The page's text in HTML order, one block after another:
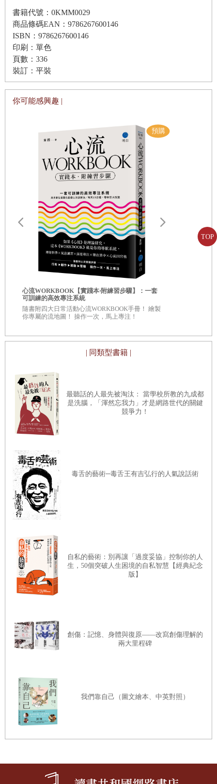
TOP
影響心智的三個系統
善意有多重要？想像一下……
你腦中出現的是溫柔的摯友，還是壞脾氣的評論家？
害羞時，大腦發生了什麼事？
「小心駛得萬年船」，但要是太過小心……
即使焦慮，還是可以採取行動
人在伴侶身上尋找的最重要特質，居然是……
自我批判，是殺傷力最強的內耗
用善意，給自己溫柔
羞怯也沒關係，接納這樣的自己吧
第3章 慈悲，害羞者的社交魔法
了解你的焦慮心智
想法轉個彎，焦慮不再是敵人
不需要完美，只要成為「慈悲」的自己
焦慮也無妨，因為你有了「工具」
6大特質，讓自己既柔軟又強大
第4章 正念、旁觀者與猴子心思
寫筆記，有一天你會更懂自己
正念，是你能完全融入當下
和舊哺乳類腦，培養出新關係
用正念，清晰看見事物的全貌
為自己，好好呼吸
溫柔看看，你的猴子心思多麼瘋狂
想著社交焦慮，然後感受呼吸
把心念放在「走路」上
正念呼吸沒效？想像身心被呼吸所滋養吧！
刻意放鬆，感受緊繃溜走
回憶焦慮時光，然後練習放鬆
「握住球，我們進入正念！」
今天，你享受了一個人的靜心時刻了嗎？
你在感受性愛的歡愉，還是在擔心你的表現？
你看到「半滿」還是「半空」？
透過這些工作，我發現了（也是我的經驗談）非常害羞而且
有嚴重社交焦慮的人，擁有非凡的能力與韌性。就算經診斷
為社交恐懼症，比方說我們所有的案主，一旦覺得被接納與
受尊重，就沒有缺乏社交技能這回事了。而這些人在見面互
動時，更展現了可觀的社交能力。在團體治療中，他們勤懇
認真、齊心合作，而且會體貼小組內其他成員。能和自己喜
氣。剛進小組時，幾乎每一個人都相信自己是小組裡最害
羞、最笨手笨腳的人，但他們展現出來的優點讓我大吃一
驚，缺點根本不值一提。這些案主做了一場角色扮演，以小
組為單位來解決問題。他們互相扶持，輪流接任領導者，並
快速解決問題，展現出良好的人際互動能力。而我也在取得
當事人同意下，在之後的大型研討會上演講時，播放他們的
然而，我也看到案主是多麼辛苦對抗羞恥感和自責，以及他
們受到多大的折磨。即便如此，我們在團體治療時通常都還
是有辦法玩得盡興，能幽自己一默，笑著面對人生的大挑
害羞的人通常嚴以律己，也常常感到非常羞恥。我明白他們
因為害羞而被汙名化，把害羞當成需要治療的疾病，製藥公
司也強化了這種想法。但就我來看，這絕對是錯誤的模式，
要發展一個健康導向的模式，讓案主覺得受到尊重，並把他
入社交環境。這就是我把我的療法取名為「社交適能訓練」
的原因。在診所的團體治療中，當成員請團體帶領者擔任主
導的角色時，帶領者會溫柔地拒絕，反而要案主自行提出意
見，看看要如何做角色扮演、對於我們的社交技能訓練用書
有何批評指教，並請他們給予回饋，看他們認為這種團體形
式有沒有幫助或有多少幫助，對我們又有何想法。當案主開
始給意見，小組就變得更有活力，他們也會很快就帶領起小
組。我早期也接受過心理動力學（psychodynamic）的訓
練，因此，在後十三週培養信任、自我揭露、傾聽技巧、非
口語溝通、處理衝突和自我肯定的練習時，也整合了心理動
主察覺自己未曾意識到的想法和感受。
而我和雷納德．霍洛維茲（Leonard Horowitz）在史丹佛做
的研究，也有了新的發現。我和霍洛維茲鑽研的是「自動負
面思考」（negative automatic thought）。每一個人每天都不
針對別人，像是「別人看到我不安，他們反而有優越感」、
「我覺得不舒服的時候，別人都無法感同身受」或者「如果
個害羞指標，把史丹佛大學的學生分類成害羞和不害羞的。
研究顯示，與史丹佛的學生（不管害不害羞）相比之下，害
羞診所案主會對別人產生的自動負面想法明顯多很多。這些
療時，案主可以減緩自責和羞恥感、對他人的自動負面思
書籍代號：0KMM0029
商品條碼EAN：9786267600146
ISBN：9786267600146
印刷：單色
頁數：336
裝訂：平裝
你可能感興趣 |
心流WORKBOOK【實踐本‧附練習步驟】：一套
可訓練的高效專注系統
隨書附四大日常活動心流WORKBOOK手冊！ 繪製
你專屬的流地圖！ 操作一次，馬上專注！
| 同類型書籍 |
最聽話的人最先被淘汰： 當學校所教的九成都
是洗腦，「渾然忘我力」才是網路世代的關鍵
競爭力！
毒舌的藝術─毒舌王有吉弘行的人氣說話術
自私的藝術：別再讓「過度妥協」控制你的人
生，50個突破人生困境的自私智慧【經典紀念
版】
創傷：記憶、身體與復原——改寫創傷理解的
兩大里程碑
我們靠自己（圖文繪本、中英對照）